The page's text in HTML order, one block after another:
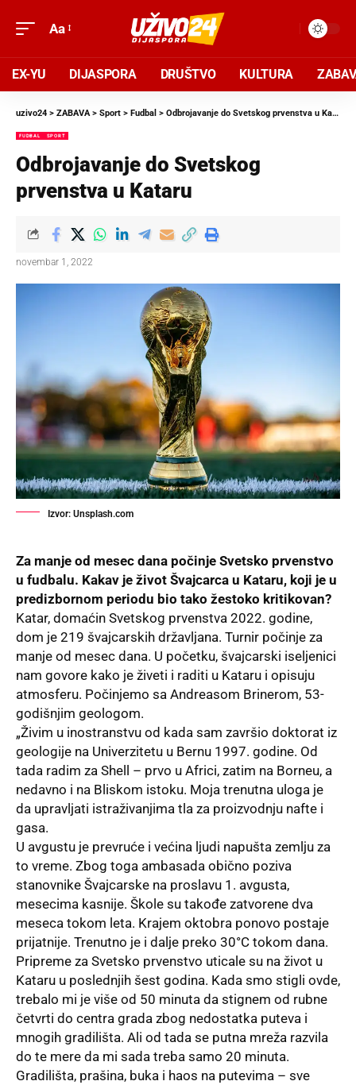
Aa
EX-YU DIJASPORA DRUŠTVO KULTURA
uzivo24 > ZABAVA> Sport > Fudbal > Odbrojavanje do Svetskog prvenstva u Kataru
FUDBAL SPORT
Odbrojavanje do Svetskog
prvenstva u Kataru
novembar 1, 2022
Izvor: Unsplash.com
Za manje od mesec dana počinje Svetsko prvenstvo
u fudbalu. Kakav je život Švajcarca u Kataru, koji je u
predizbornom periodu bio tako žestoko kritikovan?
Katar, domaćin Svetskog prvenstva 2022. godine,
dom je 219 švajcarskih državljana. Turnir počinje za
manje od mesec dana. U početku, švajcarski iseljenici
nam govore kako je živeti i raditi u Kataru i opisuju
atmosferu. Počinjemo sa Andreasom Brinerom, 53-
godišnjim geologom.
„Živim u inostranstvu od kada sam završio doktorat iz
geologije na Univerzitetu u Bernu 1997. godine. Od
tada radim za Shell – prvo u Africi, zatim na Borneu, a
nedavno i na Bliskom istoku. Moja trenutna uloga je
da upravljati istraživanjima tla za proizvodnju nafte i
gasa.
U avgustu je prevruće i većina ljudi napušta zemlju za
to vreme. Zbog toga ambasada obično poziva
stanovnike Švajcarske na proslavu 1. avgusta,
mesecima kasnije. Škole su takođe zatvorene dva
meseca tokom leta. Krajem oktobra ponovo postaje
prijatnije. Trenutno je i dalje preko 30°C tokom dana.
Pripreme za Svetsko prvenstvo uticale su na život u
Kataru u poslednjih šest godina. Kada smo stigli ovde,
trebalo mi je više od 50 minuta da stignem od rubne
četvrti do centra grada zbog nedostatka puteva i
mnogih gradilišta. Ali od tada se putna mreža razvila
do te mere da mi sada treba samo 20 minuta.
Gradilišta, prašina, buka i haos na putevima – sve